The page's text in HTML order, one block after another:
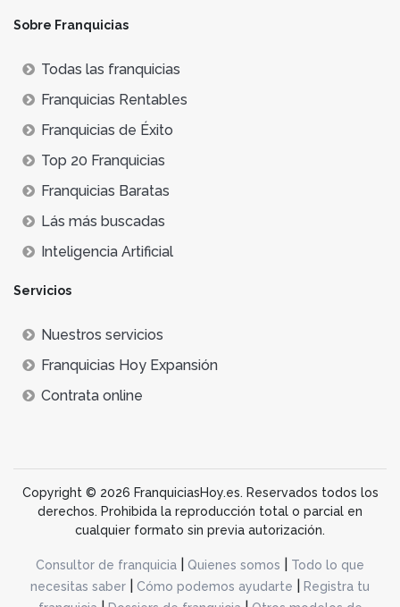
Sobre Franquicias
Todas las franquicias
Franquicias Rentables
Franquicias de Éxito
Top 20 Franquicias
Franquicias Baratas
Lás más buscadas
Inteligencia Artificial
Servicios
Nuestros servicios
Franquicias Hoy Expansión
Contrata online
Copyright © 2026 FranquiciasHoy.es. Reservados todos los
derechos. Prohibida la reproducción total o parcial en
cualquier formato sin previa autorización.
Consultor de franquicia Quienes somos
Todo lo que
necesitas saber
Cómo podemos ayudarte
Registra tu